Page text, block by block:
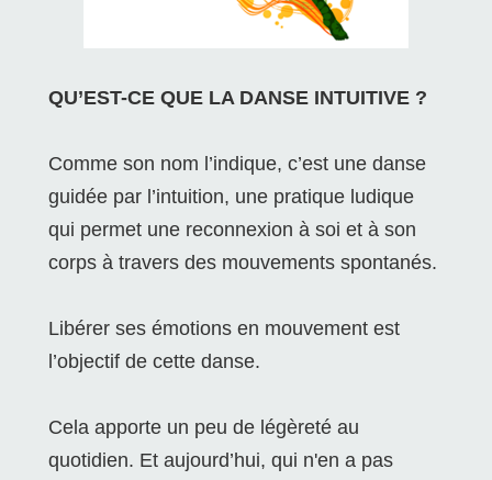
QU’EST-CE QUE LA DANSE INTUITIVE ?
Comme son nom l’indique, c’est une danse
guidée par l’intuition, une pratique ludique
qui permet une reconnexion à soi et à son
corps à travers des mouvements spontanés.
Libérer ses émotions en mouvement est
l’objectif de cette danse.
Cela apporte un peu de légèreté au
quotidien. Et aujourd’hui, qui n'en a pas